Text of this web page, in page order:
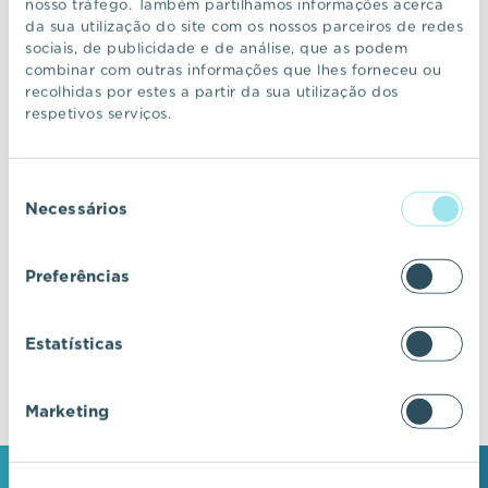
nosso tráfego. Também partilhamos informações acerca
da sua utilização do site com os nossos parceiros de redes
sociais, de publicidade e de análise, que as podem
combinar com outras informações que lhes forneceu ou
recolhidas por estes a partir da sua utilização dos
respetivos serviços.
deNecessários
Preferências
Estatísticas
Marketing
CONTINUAR A NAVEGAR
Descubra ecossistemas residenciais de
excelência, onde o design e a arquitetura se
fundem com a inovação e a sustentabilidade.